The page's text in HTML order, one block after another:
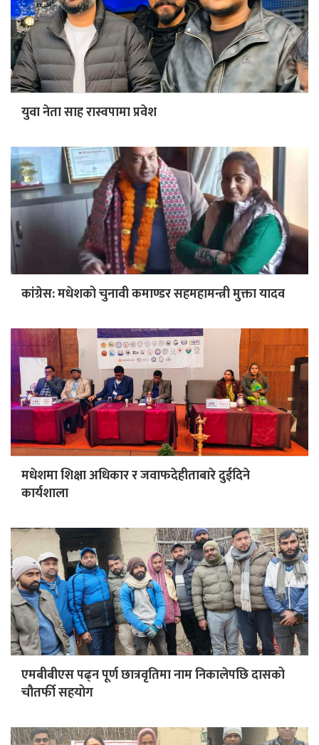
युवा नेता साह रास्वपामा प्रवेश
कांग्रेस: मधेशको चुनावी कमाण्डर सहमहामन्त्री मुक्ता यादव
मधेशमा शिक्षा अधिकार र जवाफदेहीताबारे दुईदिने
कार्यशाला
एमबीबीएस पढ्न पूर्ण छात्रवृतिमा नाम निकालेपछि दासको
चौतर्फी सहयोग